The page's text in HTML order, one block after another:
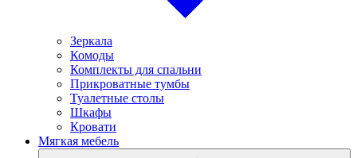
Зеркала
Комоды
Комплекты для спальни
Прикроватные тумбы
Туалетные столы
Шкафы
Кровати
Мягкая мебель